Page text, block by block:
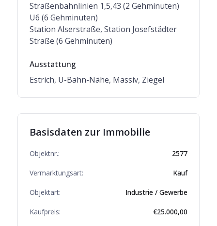
Straßenbahnlinien 1,5,43 (2 Gehminuten)
U6 (6 Gehminuten)
Station Alserstraße, Station Josefstädter
Straße (6 Gehminuten)
Ausstattung
Estrich, U-Bahn-Nähe, Massiv, Ziegel
Basisdaten zur Immobilie
Objektnr.: 2577
Vermarktungsart: Kauf
Objektart: Industrie / Gewerbe
Kaufpreis: €25.000,00